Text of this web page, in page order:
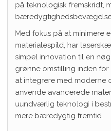
på teknologisk fremskridt,
Med fokus på at minimere
materialespild, har
simpel innovation til en
grønne omstilling inden
at integrere med moderne
anvende avancerede
uundværlig teknologi i
mere bæredygtig fremtid.